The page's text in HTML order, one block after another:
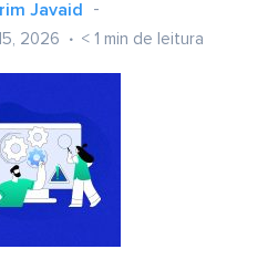
Javaid
2026 < 1 min de leitura